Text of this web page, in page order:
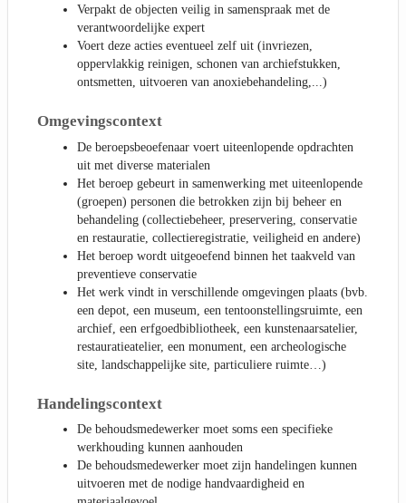
Verpakt de objecten veilig in samenspraak met de
verantwoordelijke expert
Voert deze acties eventueel zelf uit (invriezen,
oppervlakkig reinigen, schonen van archiefstukken,
ontsmetten, uitvoeren van anoxiebehandeling,...)
Omgevingscontext
De beroepsbeoefenaar voert uiteenlopende opdrachten
uit met diverse materialen
Het beroep gebeurt in samenwerking met uiteenlopende
(groepen) personen die betrokken zijn bij beheer en
behandeling (collectiebeheer, preservering, conservatie
en restauratie, collectieregistratie, veiligheid en andere)
Het beroep wordt uitgeoefend binnen het taakveld van
preventieve conservatie
Het werk vindt in verschillende omgevingen plaats (bvb.
een depot, een museum, een tentoonstellingsruimte, een
archief, een erfgoedbibliotheek, een kunstenaarsatelier,
restauratieatelier, een monument, een archeologische
site, landschappelijke site, particuliere ruimte…)
Handelingscontext
De behoudsmedewerker moet soms een specifieke
werkhouding kunnen aanhouden
De behoudsmedewerker moet zijn handelingen kunnen
uitvoeren met de nodige handvaardigheid en